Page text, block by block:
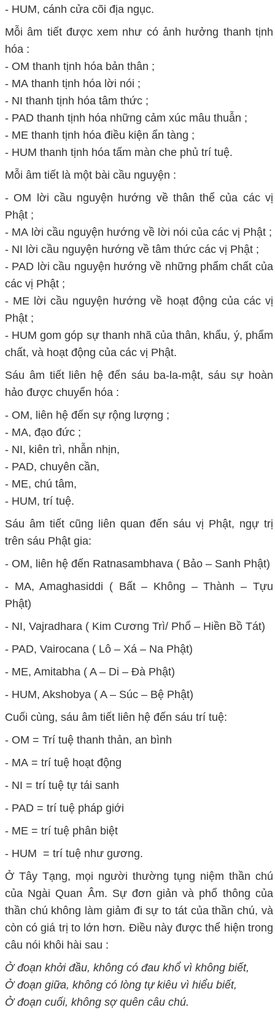
- HUM, cánh cửa cõi địa ngục.
Mỗi âm tiết được xem như có ảnh hưởng thanh tịnh
hóa :
- OM thanh tịnh hóa bản thân ;
- MA thanh tịnh hóa lời nói ;
- NI thanh tịnh hóa tâm thức ;
- PAD thanh tịnh hóa những cảm xúc mâu thuẫn ;
- ME thanh tịnh hóa điều kiện ẩn tàng ;
- HUM thanh tịnh hóa tấm màn che phủ trí tuệ.
Mỗi âm tiết là một bài cầu nguyện :
- OM lời cầu nguyện hướng về thân thể của các vị
Phật ;
- MA lời cầu nguyện hướng về lời nói của các vị Phật ;
- NI lời cầu nguyện hướng về tâm thức các vị Phật ;
- PAD lời cầu nguyện hướng về những phẩm chất của
các vị Phật ;
- ME lời cầu nguyện hướng về hoạt động của các vị
Phật ;
- HUM gom góp sự thanh nhã của thân, khẩu, ý, phẩm
chất, và hoạt động của các vị Phật.
Sáu âm tiết liên hệ đến sáu ba-la-mật, sáu sự hoàn
hảo được chuyển hóa :
- OM, liên hệ đến sự rộng lượng ;
- MA, đạo đức ;
- NI, kiên trì, nhẫn nhịn,
- PAD, chuyên cần,
- ME, chú tâm,
- HUM, trí tuệ.
Sáu âm tiết cũng liên quan đến sáu vị Phật, ngự trị
trên sáu Phật gia:
- OM, liên hệ đến Ratnasambhava ( Bảo – Sanh Phật)
- MA, Amaghasiddi ( Bất – Không – Thành – Tựu
Phật)
- NI, Vajradhara ( Kim Cương Trì/ Phổ – Hiền Bồ Tát)
- PAD, Vairocana ( Lô – Xá – Na Phật)
- ME, Amitabha ( A – Di – Đà Phật)
- HUM, Akshobya ( A – Súc – Bệ Phật)
Cuối cùng, sáu âm tiết liên hệ đến sáu trí tuệ:
- OM = Trí tuệ thanh thản, an bình
- MA = trí tuệ hoạt động
- NI = trí tuệ tự tái sanh
- PAD = trí tuệ pháp giới
- ME = trí tuệ phân biệt
- HUM = trí tuệ như gương.
Ở Tây Tạng, mọi người thường tụng niệm thần chú
của Ngài Quan Âm. Sự đơn giản và phổ thông của
thần chú không làm giảm đi sự to tát của thần chú, và
còn có giá trị to lớn hơn. Điều này được thể hiện trong
câu nói khôi hài sau :
Ở đoạn khởi đầu, không có đau khổ vì không biết,
Ở đoạn giữa, không có lòng tự kiêu vì hiểu biết,
Ở đoạn cuối, không sợ quên câu chú.